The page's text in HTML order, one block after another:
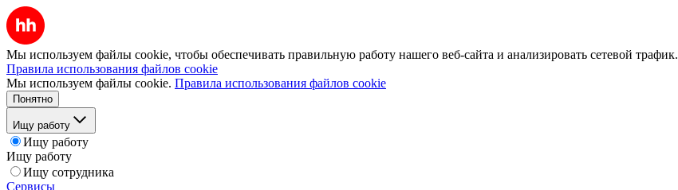
Мы используем файлы cookie, чтобы обеспечивать правильную работу нашего веб-сайта и анализировать сетевой трафик.
Правила использования файлов cookie
Мы используем файлы cookie. Правила использования файлов cookie
Понятно
Ищу работу
Ищу работу
Ищу работу
Ищу сотрудника
Сервисы